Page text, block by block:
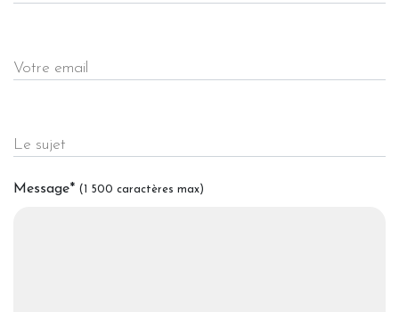
Votre email
Le sujet
Message* (1 500 caractères max)